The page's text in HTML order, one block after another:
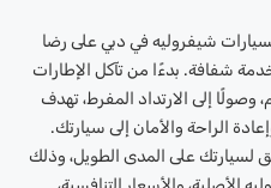
لسيارات شيفروليه في دبي على رضا
شفافة. بدءًا من تآكل الإطارات
إلى الارتداد المفرط، تهدف
الراحة والأمان إلى سيارتك.
لسيارتك على المدى الطويل، وذلك